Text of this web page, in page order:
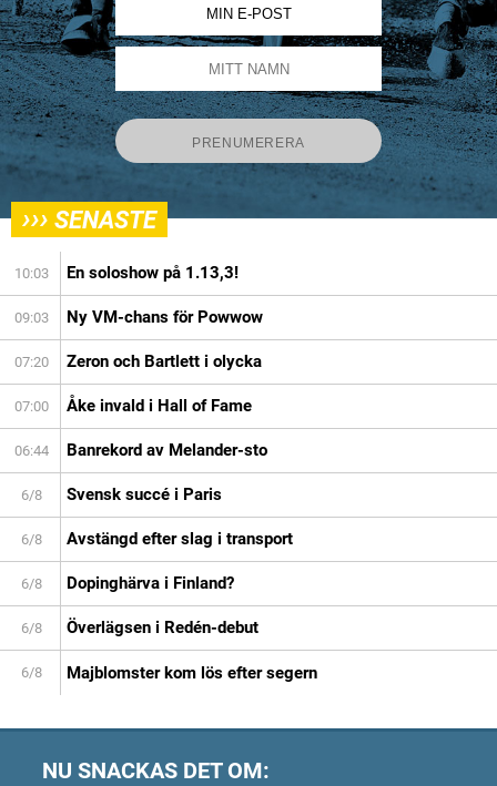
››› SENASTE
10:03 En soloshow på 1.13,3!
09:03 Ny VM-chans för Powwow
07:20 Zeron och Bartlett i olycka
07:00 Åke invald i Hall of Fame
06:44 Banrekord av Melander-sto
6/8 Svensk succé i Paris
6/8 Avstängd efter slag i transport
6/8 Dopinghärva i Finland?
6/8 Överlägsen i Redén-debut
6/8 Majblomster kom lös efter segern
NU SNACKAS DET OM: